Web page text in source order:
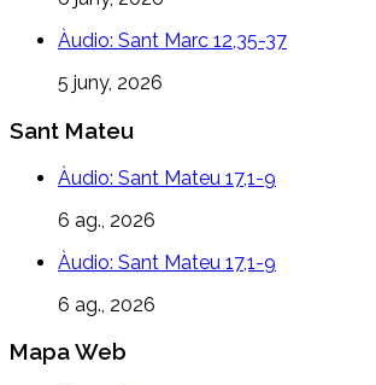
Àudio: Sant Marc 12,35-37
5 juny, 2026
Sant Mateu
Àudio: Sant Mateu 17,1-9
6 ag., 2026
Àudio: Sant Mateu 17,1-9
6 ag., 2026
Mapa Web